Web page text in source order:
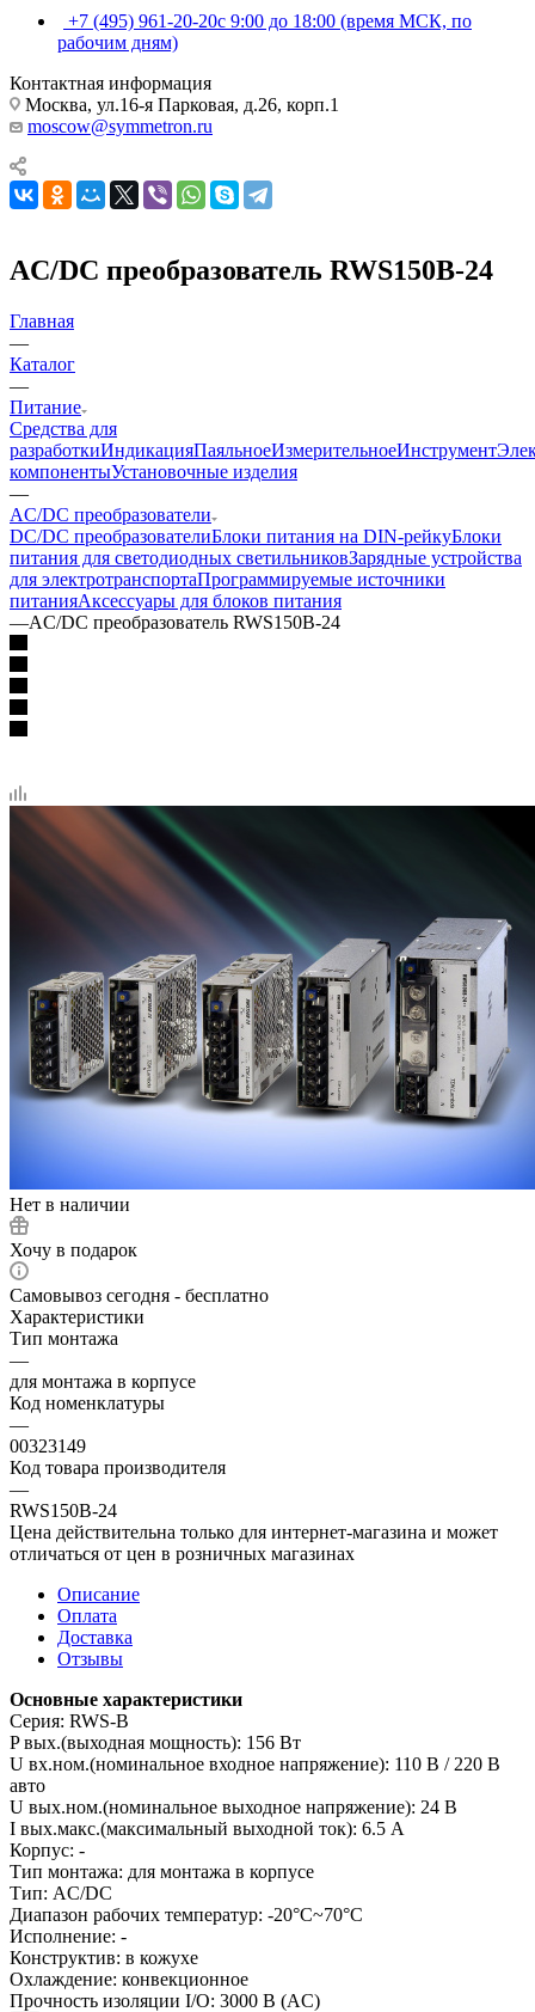
+7 (495) 961-20-20с 9:00 до 18:00 (время МСК, по
рабочим дням)
Контактная информация
Москва, ул.16-я Парковая, д.26, корп.1
moscow@symmetron.ru
AC/DC преобразователь RWS150B-24
Главная
—
Каталог
—
Питание
Средства для
разработкиИндикацияПаяльноеИзмерительноеИнструмент
компонентыУстановочные изделия
—
AC/DC преобразователи
DC/DC преобразователиБлоки питания на DIN-рейкуБлоки
питания для светодиодных светильниковЗарядные устройства
для электротранспортаПрограммируемые источники
питанияАксессуары для блоков питания
—AC/DC преобразователь RWS150B-24
Нет в наличии
Хочу в подарок
Самовывоз сегодня - бесплатно
Характеристики
Тип монтажа
—
для монтажа в корпусе
Код номенклатуры
—
00323149
Код товара производителя
—
RWS150B-24
Цена действительна только для интернет-магазина и может
отличаться от цен в розничных магазинах
Описание
Оплата
Доставка
Отзывы
Основные характеристики
Серия: RWS-B
P вых.(выходная мощность): 156 Вт
U вх.ном.(номинальное входное напряжение): 110 В / 220 В
авто
U вых.ном.(номинальное выходное напряжение): 24 В
I вых.макс.(максимальный выходной ток): 6.5 А
Корпус: -
Тип монтажа: для монтажа в корпусе
Тип: AC/DC
Диапазон рабочих температур: -20°C~70°C
Исполнение: -
Конструктив: в кожухе
Охлаждение: конвекционное
Прочность изоляции I/O: 3000 В (AC)